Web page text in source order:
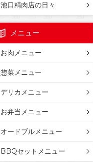
池口精肉店の日々
メニュー
お肉メニュー
惣菜メニュー
デリカメニュー
お弁当メニュー
オードブルメニュー
BBQセットメニュー